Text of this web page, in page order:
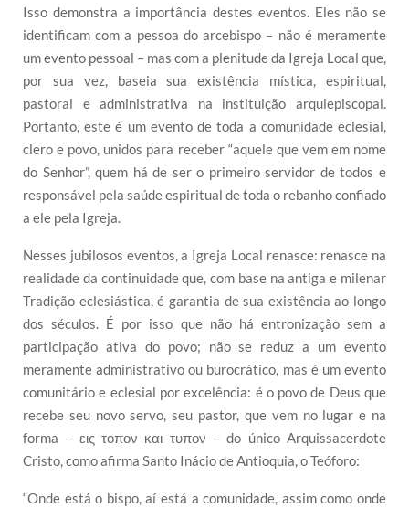
Isso demonstra a importância destes eventos. Eles não se
identificam com a pessoa do arcebispo – não é meramente
um evento pessoal – mas com a plenitude da Igreja Local que,
por sua vez, baseia sua existência mística, espiritual,
pastoral e administrativa na instituição arquiepiscopal.
Portanto, este é um evento de toda a comunidade eclesial,
clero e povo, unidos para receber “aquele que vem em nome
do Senhor”, quem há de ser o primeiro servidor de todos e
responsável pela saúde espiritual de toda o rebanho confiado
a ele pela Igreja.
Nesses jubilosos eventos, a Igreja Local renasce: renasce na
realidade da continuidade que, com base na antiga e milenar
Tradição eclesiástica, é garantia de sua existência ao longo
dos séculos. É por isso que não há entronização sem a
participação ativa do povo; não se reduz a um evento
meramente administrativo ou burocrático, mas é um evento
comunitário e eclesial por excelência: é o povo de Deus que
recebe seu novo servo, seu pastor, que vem no lugar e na
forma – εις τοπον και τυπον – do único Arquissacerdote
Cristo, como afirma Santo Inácio de Antioquia, o Teóforo:
“Onde está o bispo, aí está a comunidade, assim como onde